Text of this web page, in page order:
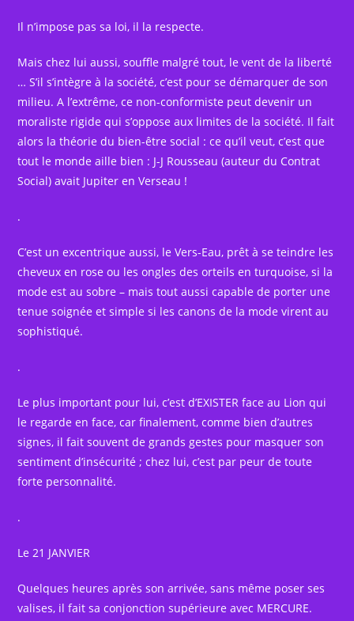
Il n’impose pas sa loi, il la respecte.
Mais chez lui aussi, souffle malgré tout, le vent de la liberté
… S’il s’intègre à la société, c’est pour se démarquer de son
milieu. A l’extrême, ce non-conformiste peut devenir un
moraliste rigide qui s’oppose aux limites de la société. Il fait
alors la théorie du bien-être social : ce qu’il veut, c’est que
tout le monde aille bien : J-J Rousseau (auteur du Contrat
Social) avait Jupiter en Verseau !
.
C’est un excentrique aussi, le Vers-Eau, prêt à se teindre les
cheveux en rose ou les ongles des orteils en turquoise, si la
mode est au sobre – mais tout aussi capable de porter une
tenue soignée et simple si les canons de la mode virent au
sophistiqué.
.
Le plus important pour lui, c’est d’EXISTER face au Lion qui
le regarde en face, car finalement, comme bien d’autres
signes, il fait souvent de grands gestes pour masquer son
sentiment d’insécurité ; chez lui, c’est par peur de toute
forte personnalité.
.
Le 21 JANVIER
Quelques heures après son arrivée, sans même poser ses
valises, il fait sa conjonction supérieure avec MERCURE.